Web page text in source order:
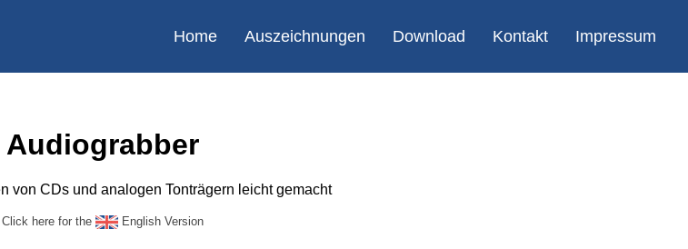
Home Auszeichnungen Download Kontakt Impressum
Audiograbber
von CDs und analogen Tonträgern leicht gemacht
Click here for the English Version